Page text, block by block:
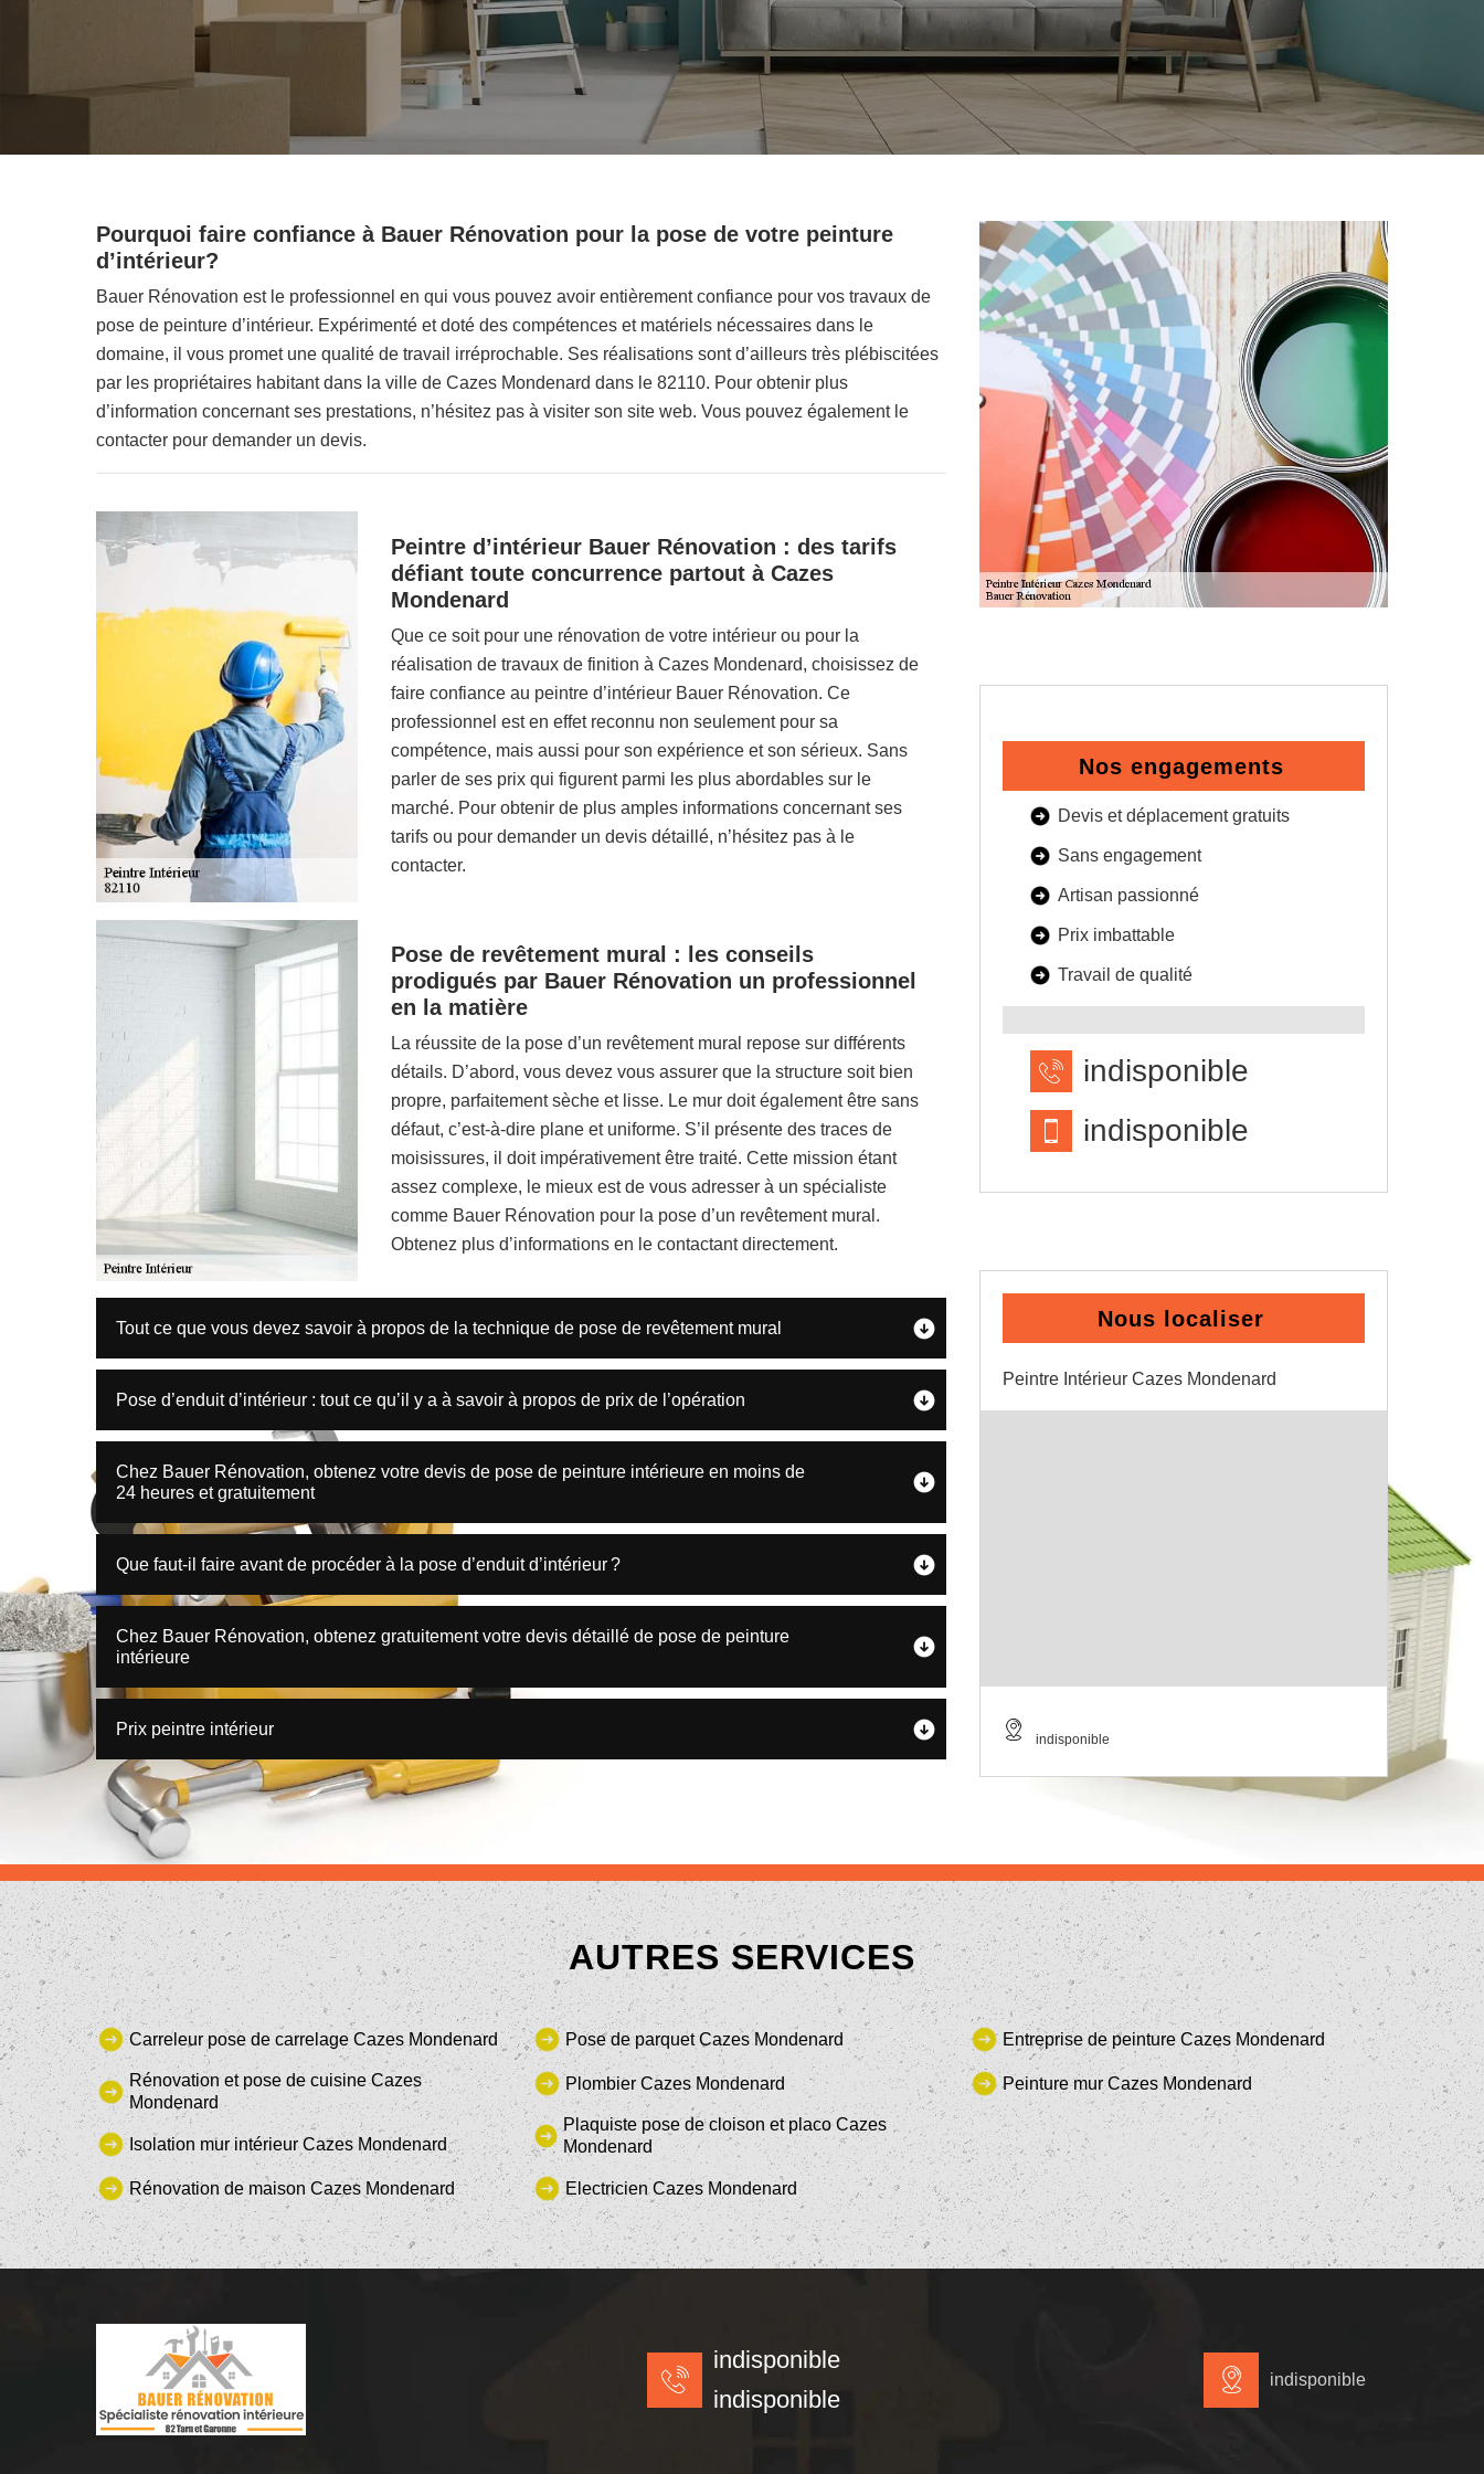
Pourquoi faire confiance à Bauer Rénovation pour la pose de votre peinture
d’intérieur?
Bauer Rénovation est le professionnel en qui vous pouvez avoir entièrement confiance pour vos travaux de
pose de peinture d’intérieur. Expérimenté et doté des compétences et matériels nécessaires dans le
domaine, il vous promet une qualité de travail irréprochable. Ses réalisations sont d’ailleurs très plébiscitées
par les propriétaires habitant dans la ville de Cazes Mondenard dans le 82110. Pour obtenir plus
d’information concernant ses prestations, n’hésitez pas à visiter son site web. Vous pouvez également le
contacter pour demander un devis.
Peintre d’intérieur Bauer Rénovation : des tarifs
défiant toute concurrence partout à Cazes
Mondenard
Que ce soit pour une rénovation de votre intérieur ou pour la
réalisation de travaux de finition à Cazes Mondenard, choisissez de
faire confiance au peintre d’intérieur Bauer Rénovation. Ce
professionnel est en effet reconnu non seulement pour sa
compétence, mais aussi pour son expérience et son sérieux. Sans
parler de ses prix qui figurent parmi les plus abordables sur le
marché. Pour obtenir de plus amples informations concernant ses
tarifs ou pour demander un devis détaillé, n’hésitez pas à le
contacter.
Pose de revêtement mural : les conseils
prodigués par Bauer Rénovation un professionnel
en la matière
La réussite de la pose d’un revêtement mural repose sur différents
détails. D’abord, vous devez vous assurer que la structure soit bien
propre, parfaitement sèche et lisse. Le mur doit également être sans
défaut, c’est-à-dire plane et uniforme. S’il présente des traces de
moisissures, il doit impérativement être traité. Cette mission étant
assez complexe, le mieux est de vous adresser à un spécialiste
comme Bauer Rénovation pour la pose d’un revêtement mural.
Obtenez plus d’informations en le contactant directement.
Tout ce que vous devez savoir à propos de la technique de pose de revêtement mural
Pose d’enduit d’intérieur : tout ce qu’il y a à savoir à propos de prix de l’opération
Chez Bauer Rénovation, obtenez votre devis de pose de peinture intérieure en moins de
24 heures et gratuitement
Que faut-il faire avant de procéder à la pose d’enduit d’intérieur ?
Chez Bauer Rénovation, obtenez gratuitement votre devis détaillé de pose de peinture
intérieure
Prix peintre intérieur
Nos engagements
Devis et déplacement gratuits
Sans engagement
Artisan passionné
Prix imbattable
Travail de qualité
indisponible
indisponible
Nous localiser
Peintre Intérieur Cazes Mondenard
indisponible
AUTRES SERVICES
Carreleur pose de carrelage Cazes Mondenard
Rénovation et pose de cuisine Cazes
Mondenard
Isolation mur intérieur Cazes Mondenard
Rénovation de maison Cazes Mondenard
Pose de parquet Cazes Mondenard
Plombier Cazes Mondenard
Plaquiste pose de cloison et placo Cazes
Mondenard
Electricien Cazes Mondenard
Entreprise de peinture Cazes Mondenard
Peinture mur Cazes Mondenard
indisponible
indisponible
indisponible